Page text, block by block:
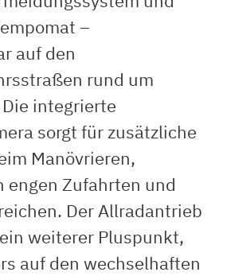
–
auf den
rund um
integrierte
sorgt für zusätzliche
Manövrieren,
engen Zufahrten und
Der Allradantrieb
weiterer Pluspunkt,
auf den wechselhaften